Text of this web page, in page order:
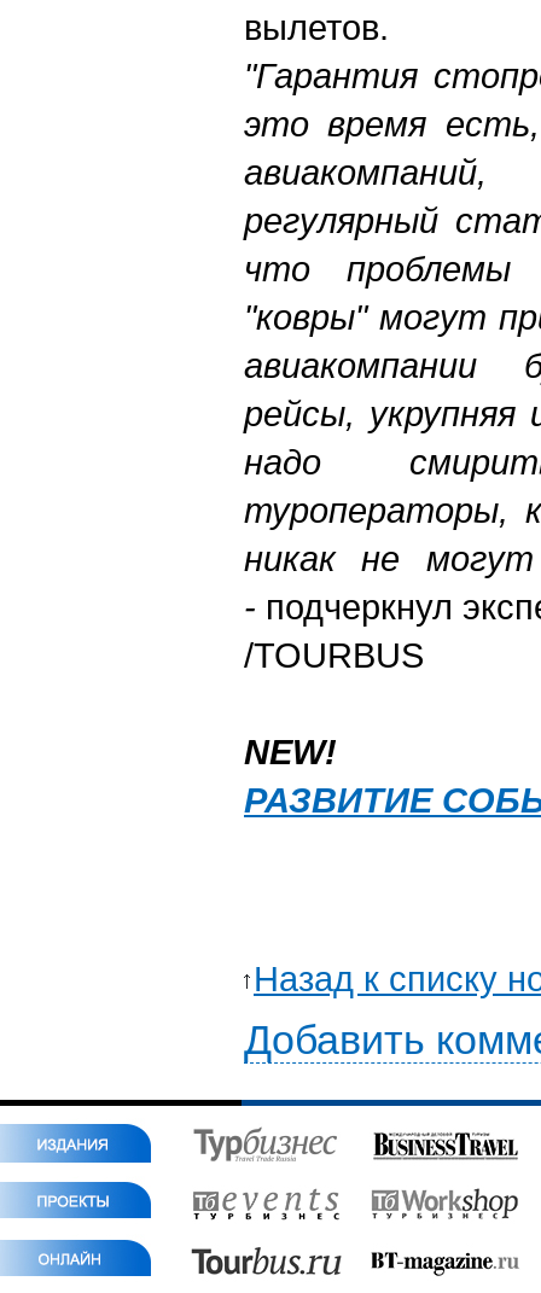
вылетов.
"Гарантия
это время
регулярный
что проблемы
"ковры" могут
авиакомпании
рейсы,
надо
туроператоры,
никак не
- подчеркнул
/TOURBUS
NEW!
РАЗВИТИЕ
Назад к списку
Добавить